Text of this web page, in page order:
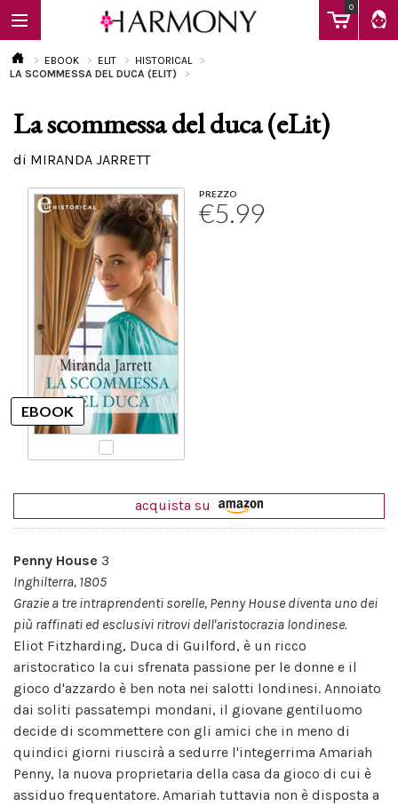
0
EBOOK
Calendario
EBOOK ELIT
HISTORICAL
LA SCOMMESSA DEL DUCA (ELIT)
La scommessa del duca (eLit)
di MIRANDA JARRETT
PREZZO
€5.99
acquista su
Penny House 3
Inghilterra, 1805
Grazie a tre intraprendenti sorelle, Penny House diventa uno dei
più raffinati ed esclusivi ritrovi dell'aristocrazia londinese.
Eliot Fitzharding, Duca di Guilford, è un ricco
aristocratico la cui sfrenata passione per le donne e il
gioco d'azzardo è ben nota nei salotti londinesi. Annoiato
dai soliti passatempi mondani, il giovane gentiluomo
decide di scommettere con gli amici che in meno di
quindici giorni riuscirà a sedurre l'integerrima Amariah
Penny, la nuova proprietaria della casa da gioco di cui è
assiduo frequentatore. Amariah tuttavia non è disposta a